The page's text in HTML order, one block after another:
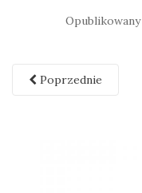
Opublikowany
Poprzednie